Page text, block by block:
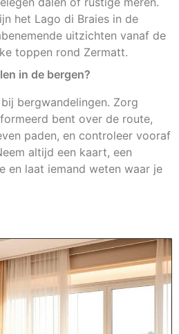
het Lago di Braies in de
uitzichten vanaf de
toppen rond Zermatt.
in de bergen?
bergwandelingen. Zorg
bent over de route,
paden, en controleer vooraf
altijd een kaart, een
en laat iemand weten waar je